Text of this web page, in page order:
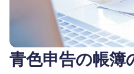
青色申告の帳簿